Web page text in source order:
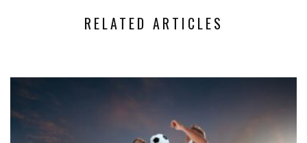
RELATED ARTICLES